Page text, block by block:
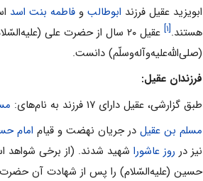
ابویزید عقیل فرزند ابوطالب و فاطمه بنت اسد
هستند.[۱] عقیل ۲۰ سال از حضرت علی (علیه‌السّلام) و ۱۰ سال از جعفر بزرگ‌تر و ۱۰ سال از طالب کوچک‌تر بود. بنابراین می‌توان سال تولد او را ۳۰ سال پیش از
(صلی‌الله‌علیه‌و‌آله‌وسلّم) دانست.
فرزندان عقیل:
طبق گزارشی، عقیل دارای ۱۷ فرزند به نام‌های:
مسلم بن عقیل در جریان نهضت و قیام امام
نیز در روز عاشورا شهید شدند. (از برخی شواهد
حسین (علیه‌السّلام) را پس از شهادت آن حضرت